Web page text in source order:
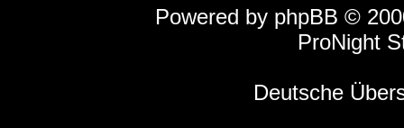
Powered by phpBB ©
ProNight
Deutsche